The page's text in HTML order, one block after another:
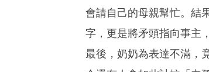
會請自己的母親幫忙。結
字，更是將矛頭指向事主
最後，奶奶為表達不滿，